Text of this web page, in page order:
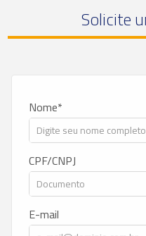
Solicite
Nome
CPF/CNPJ
E-mail